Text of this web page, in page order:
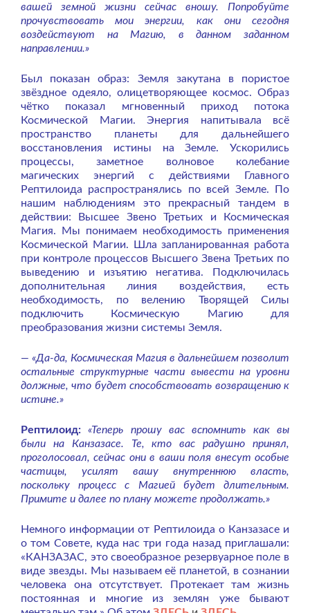
вашей земной жизни сейчас вношу. Попробуйте
прочувствовать мои энергии, как они сегодня
воздействуют на Магию, в данном заданном
направлении.»
Был показан образ: Земля закутана в пористое
звёздное одеяло, олицетворяющее космос. Образ
чётко показал мгновенный приход потока
Космической Магии. Энергия напитывала всё
пространство планеты для дальнейшего
восстановления истины на Земле. Ускорились
процессы, заметное волновое колебание
магических энергий с действиями Главного
Рептилоида распространялись по всей Земле. По
нашим наблюдениям это прекрасный тандем в
действии: Высшее Звено Третьих и Космическая
Магия.
Мы понимаем необходимость применения
Космической Магии. Шла запланированная работа
при контроле процессов Высшего Звена Третьих по
выведению и изъятию негатива. Подключилась
дополнительная линия воздействия, есть
необходимость, по велению Творящей Силы
подключить Космическую Магию для
преобразования жизни системы Земля.
— «Да-да, Космическая Магия в дальнейшем позволит
остальные структурные части вывести на уровни
должные, что будет способствовать возвращению к
истине.»
Рептилоид:
«Теперь прошу вас вспомнить как вы
были на Канзазасе. Те, кто вас радушно принял,
проголосовал, сейчас они в ваши поля внесут особые
частицы, усилят вашу внутреннюю власть,
поскольку процесс с Магией будет длительным.
Примите и далее по плану можете продолжать.»
Немного информации от Рептилоида о Канзазасе и
о том Совете, куда нас три года назад приглашали:
«КАНЗАЗАС, это своеобразное резервуарное поле в
виде звезды. Мы называем её планетой, в сознании
человека она отсутствует. Протекает там жизнь
постоянная и многие из землян уже бывают